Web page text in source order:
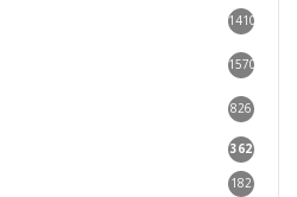
1410
1570
826
362
182